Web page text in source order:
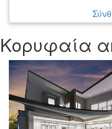
Κορυφαία